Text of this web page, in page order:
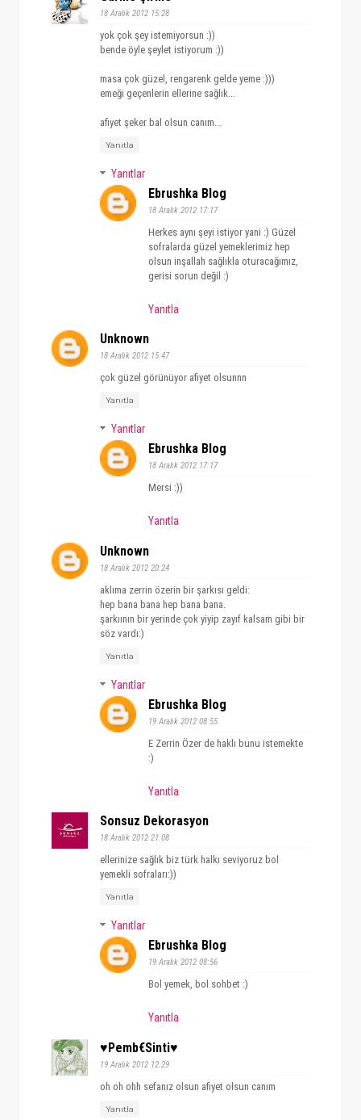
18 Aralık 2012 15:28
yok çok şey istemiyorsun :))
bende öyle şeylet istiyorum :))
masa çok güzel, rengarenk gelde yeme :)))
emeği geçenlerin ellerine sağlık...
afiyet şeker bal olsun canım...
Yanıtla
Yanıtlar
Ebrushka Blog
18 Aralık 2012 17:17
Herkes aynı şeyi istiyor yani :) Güzel
sofralarda güzel yemeklerimiz hep
olsun inşallah sağlıkla oturacağımız,
gerisi sorun değil :)
Yanıtla
Unknown
18 Aralık 2012 15:47
çok güzel görünüyor afiyet olsunnn
Yanıtla
Yanıtlar
Ebrushka Blog
18 Aralık 2012 17:17
Mersi :))
Yanıtla
Unknown
18 Aralık 2012 20:24
aklıma zerrin özerin bir şarkısı geldi:
hep bana bana hep bana bana.
şarkıının bir yerinde çok yiyip zayıf kalsam gibi bir
söz vardı:)
Yanıtla
Yanıtlar
Ebrushka Blog
19 Aralık 2012 08:55
E Zerrin Özer de haklı bunu istemekte
:)
Yanıtla
Sonsuz Dekorasyon
18 Aralık 2012 21:08
ellerinize sağlık biz türk halkı seviyoruz bol
yemekli sofraları:))
Yanıtla
Yanıtlar
Ebrushka Blog
19 Aralık 2012 08:56
Bol yemek, bol sohbet :)
Yanıtla
♥pemb€sinti♥
19 Aralık 2012 12:29
oh oh ohh sefanız olsun afiyet olsun canım
Yanıtla